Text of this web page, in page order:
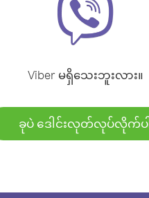
Viber မရှိသေးဘူးလား။
ခုပဲ ဒေါင်းလုတ်လုပ်လိုက်ပါ